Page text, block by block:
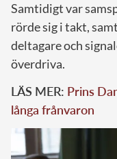
Samtidigt var
rörde sig i takt,
deltagare och
överdriva.
LÄS MER: Prins
långa frånvaron